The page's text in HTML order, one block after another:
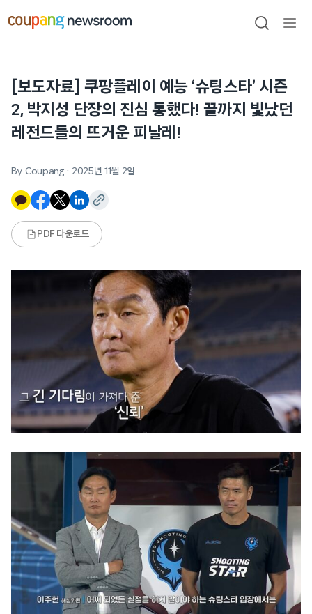
건너뛰기
검색
[보도자료] 쿠팡플레이 예능 ‘슈팅스타’ 시즌
2, 박지성 단장의 진심 통했다! 끝까지 빛났던
레전드들의 뜨거운 피날레!
By Coupang · 2025년 11월 2일
PDF 다운로드